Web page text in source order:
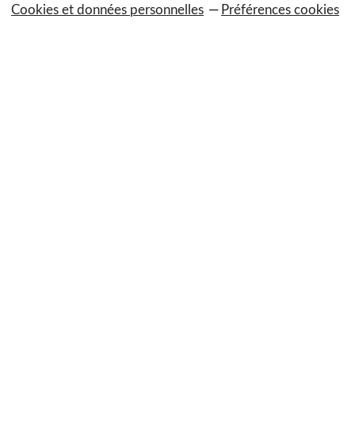
Cookies et données personnelles
Préférences cookies